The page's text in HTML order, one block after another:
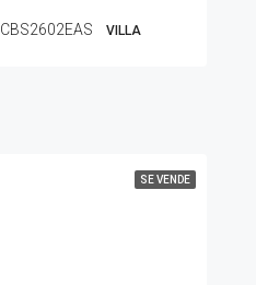
CBS2602EAS VILLA
SE VENDE